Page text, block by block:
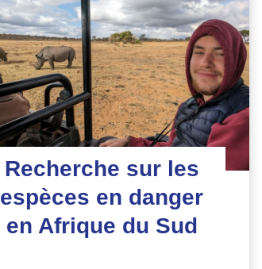
éducation
à
l’environnement
Recherche sur les
espèces en danger
en Afrique du Sud